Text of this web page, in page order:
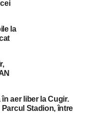
la
aer liber la Cugir.
Stadion, între